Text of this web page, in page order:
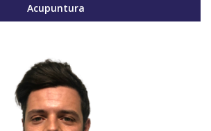
Acupuntura